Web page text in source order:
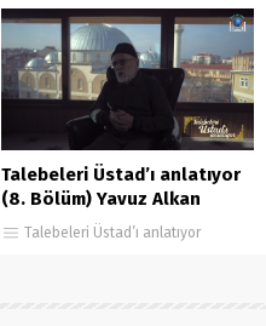
Talebeleri Üstad’ı anlatıyor
(8. Bölüm) Yavuz Alkan
Talebeleri Üstad’ı anlatıyor